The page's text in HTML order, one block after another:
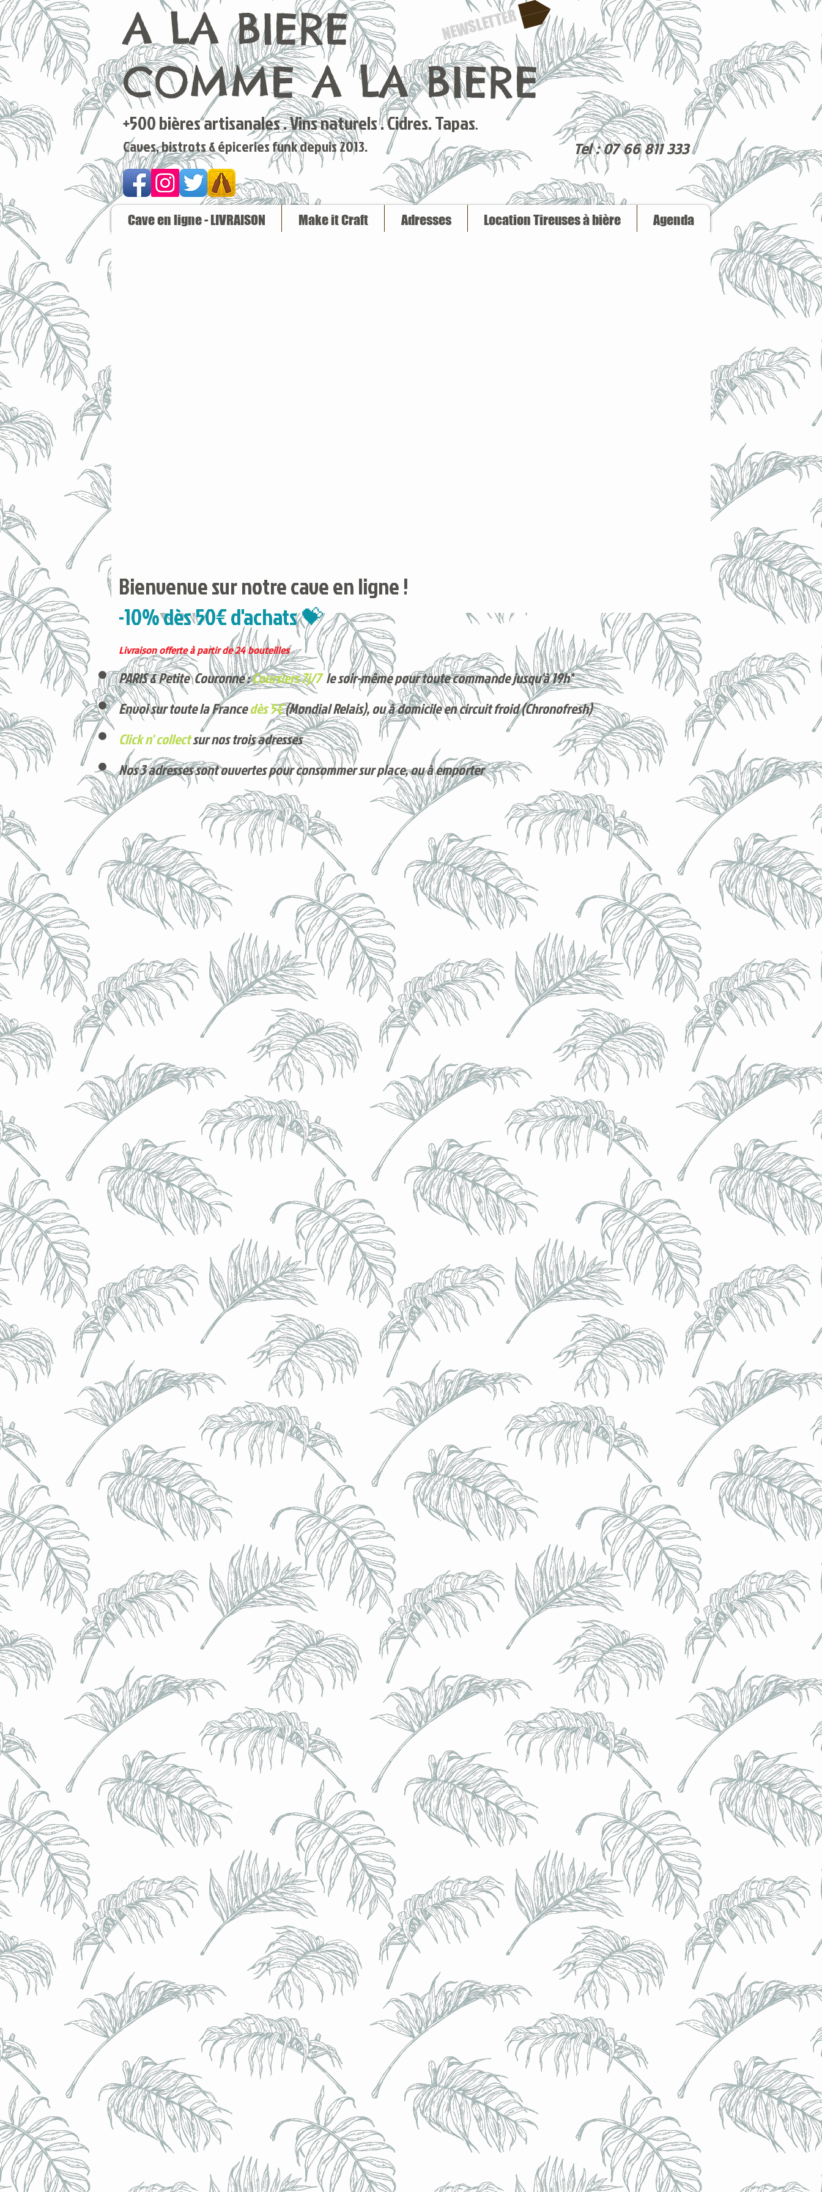
+500 bières artisanales . Vins naturels . Cidres. Tapas.
Caves, bistrots & épiceries funk depuis 2013.
A LA BIERE
COMME A LA BIERE
NEWSLETTER
Tel : 07 66 811 333
Cave en ligne - LIVRAISON Make it Craft Adresses Location Tireuses à bière Agenda
Bienvenue sur notre cave en ligne !
-10% dès 50€ d'achats 💝
Livraison offerte à partir de 24 bouteilles
PARIS & Petite Couronne :Coursiers 7j/7le soir-même pour toute commande jusqu'à 19h*
Envoi sur toute la Francedès 5€(Mondial Relais), ou à domicile en circuit froid (Chronofresh)
Click n' collectsur nos trois adresses
Nos 3 adresses sont ouvertes pour consommer sur place, ou à emporter
Voici nos derniers arrivages !
Produits phares
BRULO (UK) - King For A Day NEIPA - (Sans Alcool) - 0,5% - Canette 33cl
BRULO (UK) - King For A Day NEIPA - (Sans Alcool) - 0,5% - Canette 33cl
Achat immédiat